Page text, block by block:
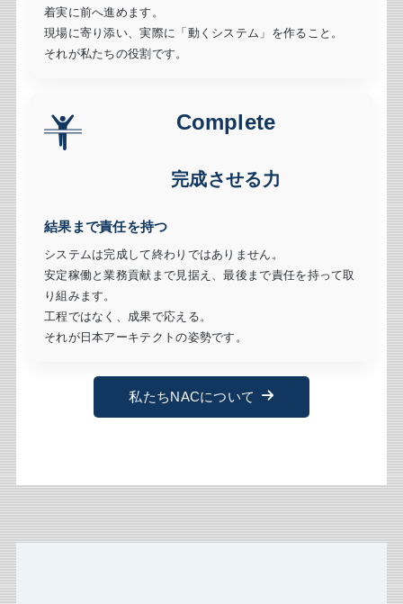
着実に前へ進めます。
現場に寄り添い、実際に「動くシステム」を作ること。
それが私たちの役割です。
Complete
完成させる力
結果まで責任を持つ
システムは完成して終わりではありません。
安定稼働と業務貢献まで見据え、最後まで責任を持って取
り組みます。
工程ではなく、成果で応える。
それが日本アーキテクトの姿勢です。
私たちNACについて